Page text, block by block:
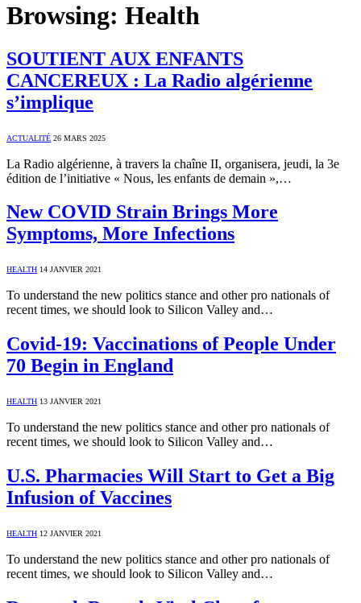
Browsing: Health
SOUTIENT AUX ENFANTS
CANCEREUX : La Radio algérienne
s’implique
ACTUALITÉ 26 MARS 2025
La Radio algérienne, à travers la chaîne II, organisera, jeudi, la 3e
édition de l’initiative « Nous, les enfants de demain »,…
New COVID Strain Brings More
Symptoms, More Infections
HEALTH 14 JANVIER 2021
To understand the new politics stance and other pro nationals of
recent times, we should look to Silicon Valley and…
Covid-19: Vaccinations of People Under
70 Begin in England
HEALTH 13 JANVIER 2021
To understand the new politics stance and other pro nationals of
recent times, we should look to Silicon Valley and…
U.S. Pharmacies Will Start to Get a Big
Infusion of Vaccines
HEALTH 12 JANVIER 2021
To understand the new politics stance and other pro nationals of
recent times, we should look to Silicon Valley and…